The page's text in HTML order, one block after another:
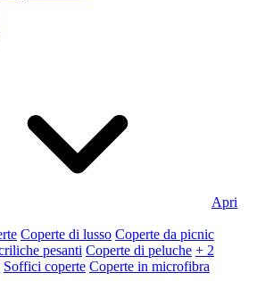
Apri
Coperte di lusso Coperte da picnic
pesanti Coperte di peluche + 2
Soffici coperte Coperte in microfibra